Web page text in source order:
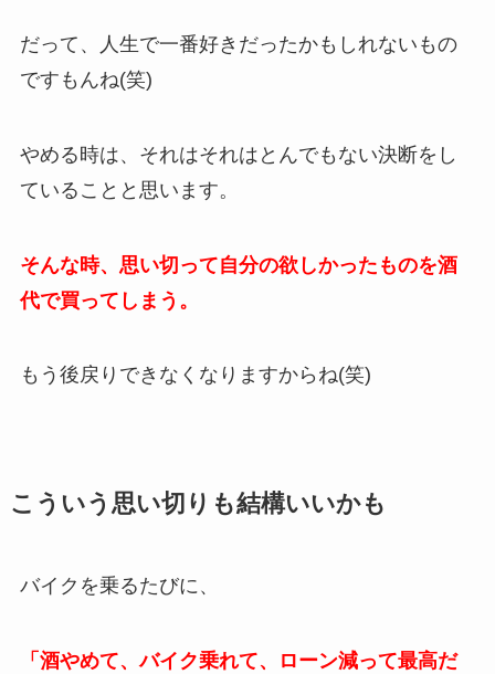
だって、人生で一番好きだったかもしれないもの
ですもんね(笑)
やめる時は、それはそれはとんでもない決断をし
ていることと思います。
そんな時、思い切って自分の欲しかったものを酒
代で買ってしまう。
もう後戻りできなくなりますからね(笑)
こういう思い切りも結構いいかも
バイクを乗るたびに、
「酒やめて、バイク乗れて、ローン減って最高だ